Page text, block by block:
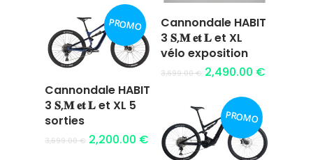
Ajouter au
panier
Cannondale HABIT
3 𝐒,𝐌 𝐞𝐭 𝐋 et XL
vélo exposition
3,699.00€ 2,490.00 €
PROMO
Ajouter au
panier
Cannondale HABIT
3 𝐒,𝐌 𝐞𝐭 𝐋 et XL 5
sorties
3,699.00€ 2,200.00 €
PROMO